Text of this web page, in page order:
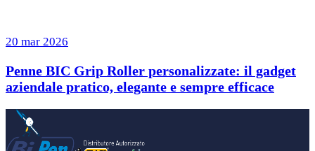
20 mar 2026
Penne BIC Grip Roller personalizzate: il gadget
aziendale pratico, elegante e sempre efficace